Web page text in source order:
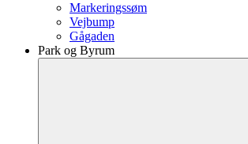
Markeringssøm
Vejbump
Gågaden
Park og Byrum